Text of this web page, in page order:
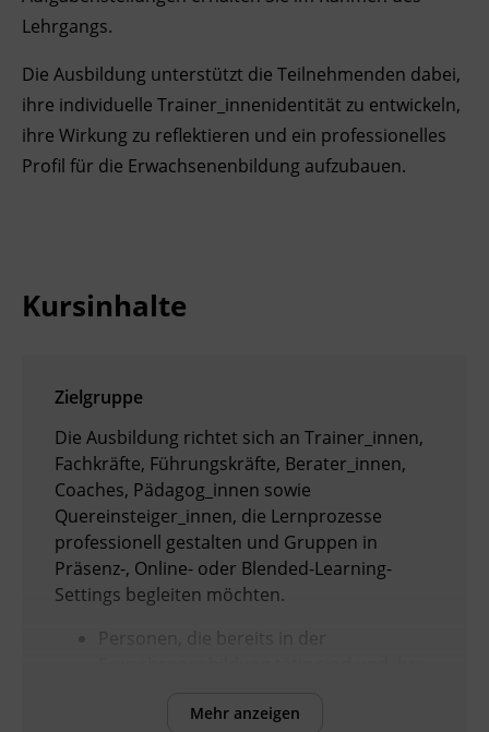
Lehrgangs.
Die Ausbildung unterstützt die Teilnehmenden dabei,
ihre individuelle Trainer_innenidentität zu entwickeln,
ihre Wirkung zu reflektieren und ein professionelles
Profil für die Erwachsenenbildung aufzubauen.
Kursinhalte
Zielgruppe
Die Ausbildung richtet sich an Trainer_innen,
Fachkräfte, Führungskräfte, Berater_innen,
Coaches, Pädagog_innen sowie
Quereinsteiger_innen, die Lernprozesse
professionell gestalten und Gruppen in
Präsenz-, Online- oder Blended-Learning-
Settings begleiten möchten.
Personen, die bereits in der
methodischen Kompetenzen gezielt
Mehr anzeigen